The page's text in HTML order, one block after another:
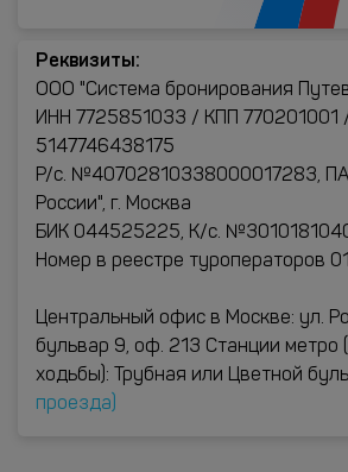
Реквизиты:
ООО "Система бронирования
ИНН 7725851033 / КПП 770201001
5147746438175
Р/с. №40702810338000017283,
России", г. Москва
БИК 044525225, К/с.
Номер в реестре туроператоров
Центральный офис в Москве: ул.
бульвар 9, оф. 213 Станции метро
ходьбы): Трубная или Цветной
проезда)